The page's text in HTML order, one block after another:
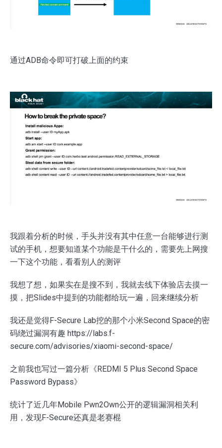
通过ADB命令即可打破上面的约束
我跟着分析的时候，手头并没有其中任意一台能够进行测
试的手机，想要知道某个功能是干什么的，需要先上网搜
一下这个功能，看看别人的测评
我想了想，如果实在是搜不到，我就去线下体验店去摸一
摸，把Slides中提到的功能都给玩一遍，回来继续分析
我还是觉得F-Secure Lab挖的那个小米Second Space的密
码绕过漏洞有趣 https://labs.f-
secure.com/advisories/xiaomi-second-space/
之前我也写过一篇分析《REDMI 5 Plus Second Space
Password Bypass》
统计了近几年Mobile Pwn2Own公开的逻辑漏洞相关利
用，发现F-Secure还真是老赛棍